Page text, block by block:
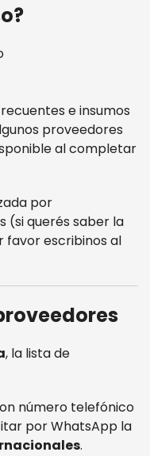
e insumos
proveedores
al completar
por
(si querés saber la
favor escribinos al
, la lista de
número telefónico
por WhatsApp la
.